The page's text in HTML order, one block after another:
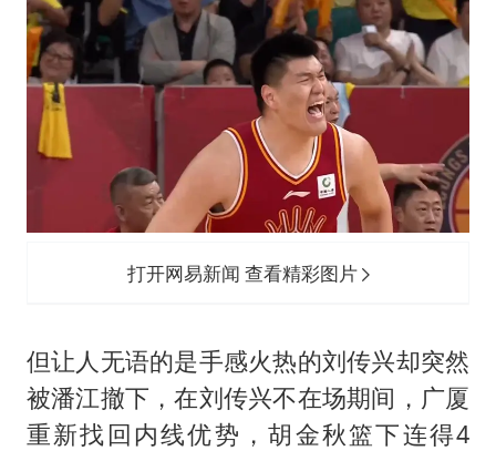
打开网易新闻 查看精彩图片
但让人无语的是手感火热的刘传兴却突然
被潘江撤下，在刘传兴不在场期间，广厦
重新找回内线优势，胡金秋篮下连得4